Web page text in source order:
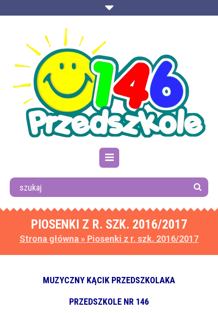
PIOSENKI Z R. SZK. 2016/2017
Strona główna » Piosenki z r. szk. 2016/2017
MUZYCZNY KĄCIK PRZEDSZKOLAKA
PRZEDSZKOLE NR 146